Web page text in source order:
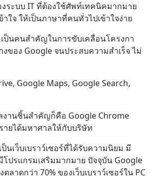
งระบบ IT ที่ต้องใช้ศัพท์เทคนิคมากมาย
ใจ ให้เป็นภาษาที่คนทั่วไปเข้าใจง่าย
ป็นคนสำคัญในการขับเคลื่อนโครงกา
ของ Google จนประสบความสำเร็จ ไม่
Google Maps, Google Search,
งานชิ้นสำคัญก็คือ Google Chrome
ายได้มหาศาลให้กับบริษัท
นเว็บเบราว์เซอร์ที่ได้รับความนิยม มี
ปรแกรมเสริมมากมาย ปัจจุบัน Google
ลาดกว่า 70% ของเว็บเบราว์เซอร์ใน PC